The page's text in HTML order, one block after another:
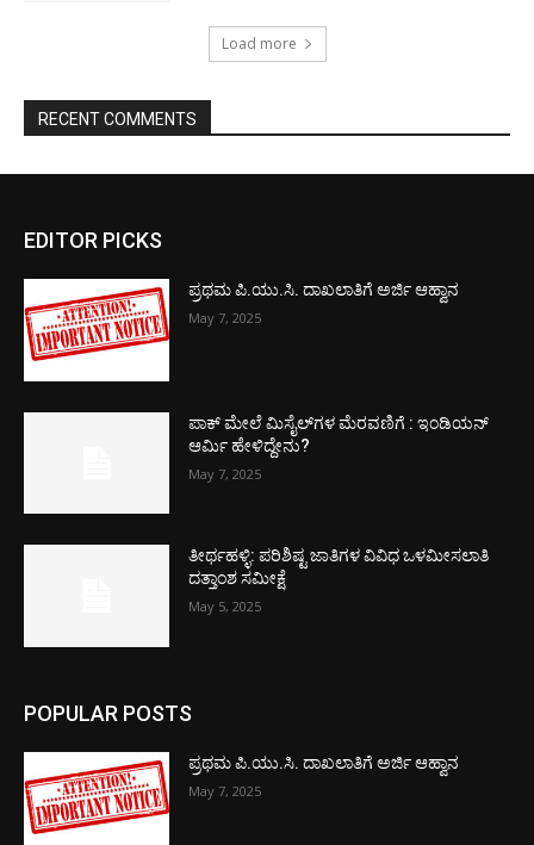
Load more
RECENT COMMENTS
EDITOR PICKS
ಪ್ರಥಮ ಪಿ.ಯು.ಸಿ. ದಾಖಲಾತಿಗೆ ಅರ್ಜಿ ಆಹ್ವಾನ
May 7, 2025
ಪಾಕ್​ ಮೇಲೆ ಮಿಸೈಲ್​ಗಳ ಮೆರವಣಿಗೆ : ಇಂಡಿಯನ್
ಆರ್ಮಿ ಹೇಳಿದ್ದೇನು?
May 7, 2025
ತೀರ್ಥಹಳ್ಳಿ: ಪರಿಶಿಷ್ಟ ಜಾತಿಗಳ ವಿವಿಧ ಒಳಮೀಸಲಾತಿ
ದತ್ತಾಂಶ ಸಮೀಕ್ಷೆ
May 5, 2025
POPULAR POSTS
ಪ್ರಥಮ ಪಿ.ಯು.ಸಿ. ದಾಖಲಾತಿಗೆ ಅರ್ಜಿ ಆಹ್ವಾನ
May 7, 2025